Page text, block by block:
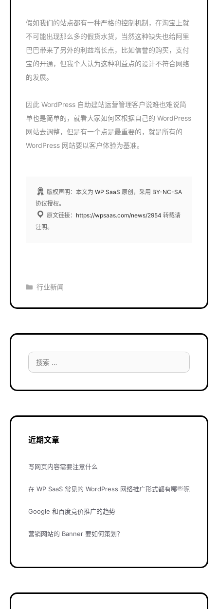
假如我们的站点都有一种严格的控制机制，在淘宝上就
不可能出现那么多的假货水货，当然这种缺失也给阿里
巴巴带来了另外的利益增长点，比如信誉的购买，支付
宝的开通，但我个人认为这种利益点的设计不符合网络
的发展。
因此 WordPress 自助建站运营管理客户说难也难说简
单也是简单的，就看大家如何区根据自己的 WordPress
网站去调整，但是有一个点是最重要的，就是所有的
WordPress 网站要以客户体验为基准。
版权声明：本文为 WP SaaS 原创，采用 BY-NC-SA
协议授权。
原文链接： https://wpsaas.com/news/2954 转载请
注明。
分
行业新闻
搜
索：
近期文章
写网页内容需要注意什么
在 WP SaaS 常见的 WordPress 网络推广形式都有哪些呢
Google 和百度竞价推广的趋势
营销网站的 Banner 要如何策划？